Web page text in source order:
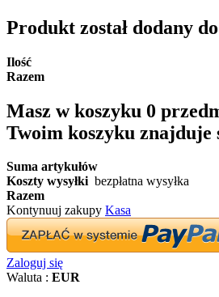
Produkt został dodany
Ilość
Razem
Masz w koszyku 0
Twoim koszyku znajduje
Suma artykułów
Koszty wysyłki bezpłatna wysyłka
Razem
Kontynuuj zakupy Kasa
Zaloguj się
Waluta : EUR